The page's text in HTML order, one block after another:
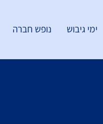
ימי גיבוש נופש חברה